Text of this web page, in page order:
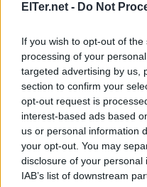
ElTer.net - Do Not
If you wish to opt-out of
processing of your
targeted advertising by us,
section to confirm your
opt-out request is
interest-based ads based
us or personal information
your opt-out. You may
disclosure of your
IAB’s list of downstream